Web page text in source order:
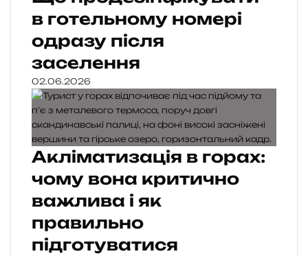
в готельному номері
одразу після
заселення
02.06.2026
Акліматизація в горах:
чому вона критично
важлива і як
правильно
підготуватися